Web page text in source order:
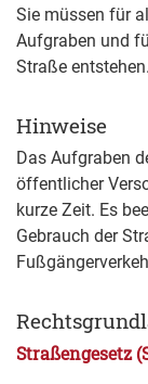
Sie müssen für
Aufgraben und
Straße entstehen.
Hinweise
Das Aufgraben
öffentlicher
kurze Zeit. Es
Gebrauch der
Straßengesetz